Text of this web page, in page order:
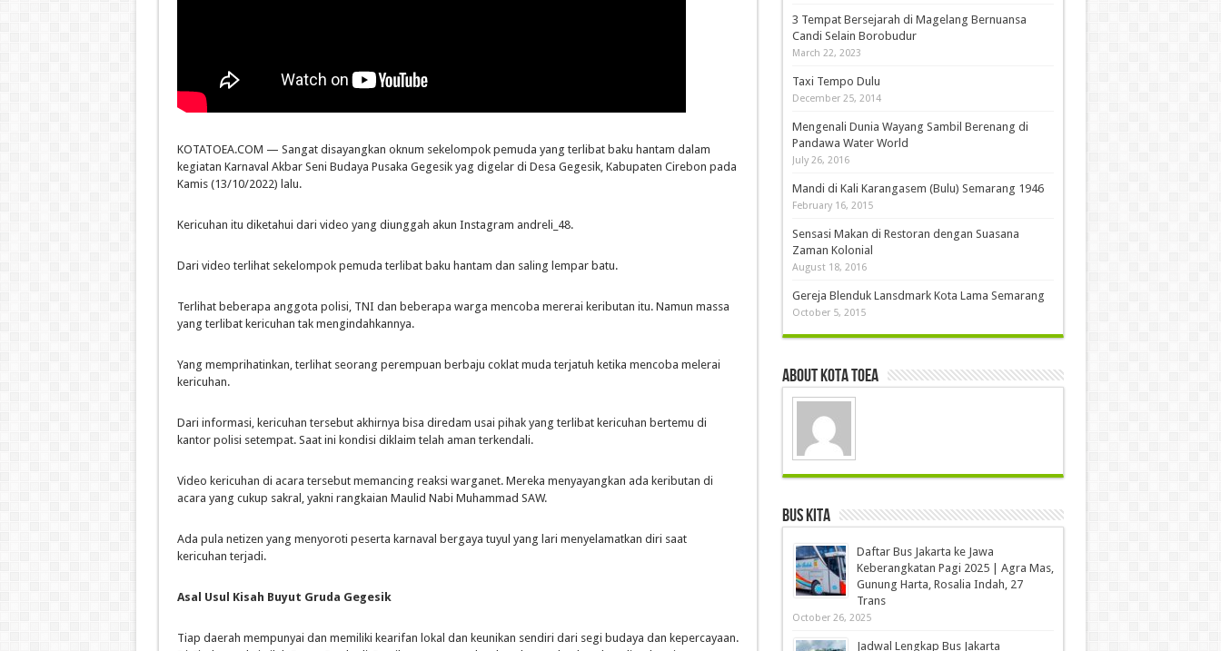
KOTATOEA.COM — Sangat disayangkan oknum sekelompok pemuda yang terlibat baku hantam dalam
kegiatan Karnaval Akbar Seni Budaya Pusaka Gegesik yag digelar di Desa Gegesik, Kabupaten Cirebon pada
Kamis (13/10/2022) lalu.
Kericuhan itu diketahui dari video yang diunggah akun Instagram andreli_48.
Dari video terlihat sekelompok pemuda terlibat baku hantam dan saling lempar batu.
Terlihat beberapa anggota polisi, TNI dan beberapa warga mencoba mererai keributan itu. Namun massa
yang terlibat kericuhan tak mengindahkannya.
Yang memprihatinkan, terlihat seorang perempuan berbaju coklat muda terjatuh ketika mencoba melerai
kericuhan.
Dari informasi, kericuhan tersebut akhirnya bisa diredam usai pihak yang terlibat kericuhan bertemu di
kantor polisi setempat. Saat ini kondisi diklaim telah aman terkendali.
Video kericuhan di acara tersebut memancing reaksi warganet. Mereka menyayangkan ada keributan di
acara yang cukup sakral, yakni rangkaian Maulid Nabi Muhammad SAW.
Ada pula netizen yang menyoroti peserta karnaval bergaya tuyul yang lari menyelamatkan diri saat
kericuhan terjadi.
Asal Usul Kisah Buyut Gruda Gegesik
Tiap daerah mempunyai dan memiliki kearifan lokal dan keunikan sendiri dari segi budaya dan kepercayaan.
3 Tempat Bersejarah di Magelang Bernuansa
Candi Selain Borobudur
March 22, 2023
Taxi Tempo Dulu
December 25, 2014
Mengenali Dunia Wayang Sambil Berenang di
Pandawa Water World
July 26, 2016
Mandi di Kali Karangasem (Bulu) Semarang 1946
February 16, 2015
Sensasi Makan di Restoran dengan Suasana
Zaman Kolonial
August 18, 2016
Gereja Blenduk Lansdmark Kota Lama Semarang
October 5, 2015
About Kota Toea
Bus Kita
Daftar Bus Jakarta ke Jawa
Keberangkatan Pagi 2025 | Agra Mas,
Gunung Harta, Rosalia Indah, 27
Trans
October 26, 2025
Jadwal Lengkap Bus Jakarta